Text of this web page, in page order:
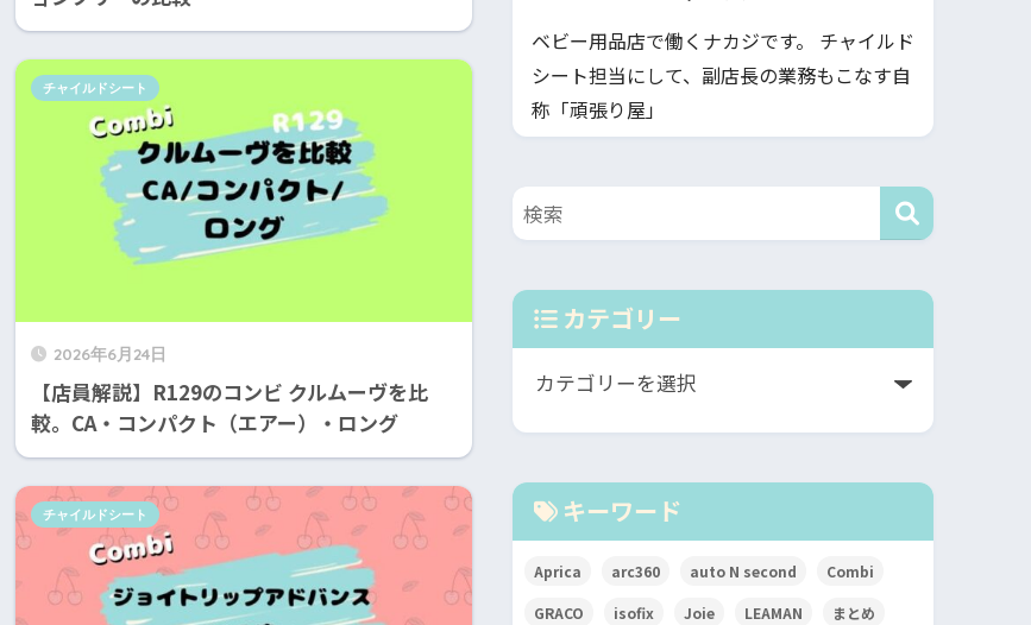
2026年6月24日
【店員解説】R129のコンビ クルムーヴを比
較。CA・コンパクト（エアー）・ロング
チャイルドシート
チャイルドシート
ベビー用品店で働くナカジです。 チャイルド
シート担当にして、副店長の業務もこなす自
称「頑張り屋」
カテゴリー
キーワード
Aprica arc360 auto N second Combi
GRACO isofix Joie LEAMAN まとめ